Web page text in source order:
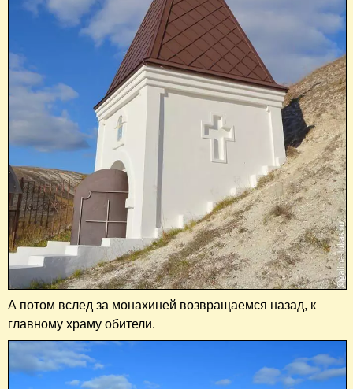
А потом вслед за монахиней возвращаемся назад, к
главному храму обители.